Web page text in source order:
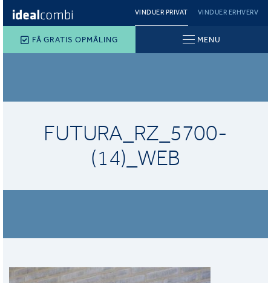
VINDUER PRIVAT VINDUER ERHVERV
FÅ GRATIS OPMÅLING MENU
FUTURA_RZ_5700-
(14)_WEB